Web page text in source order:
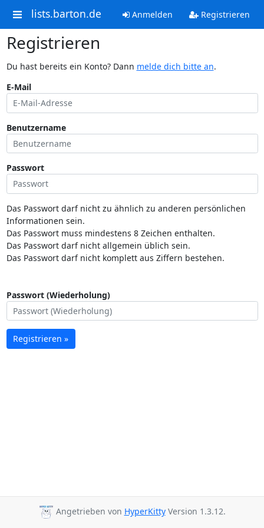
lists.barton.de Anmelden Registrieren
Registrieren
Du hast bereits ein Konto? Dann melde dich bitte an.
E-Mail
Benutzername
Passwort
Das Passwort darf nicht zu ähnlich zu anderen persönlichen
Informationen sein.
Das Passwort muss mindestens 8 Zeichen enthalten.
Das Passwort darf nicht allgemein üblich sein.
Das Passwort darf nicht komplett aus Ziffern bestehen.
Passwort (Wiederholung)
Registrieren »
Angetrieben von HyperKittyVersion 1.3.12.